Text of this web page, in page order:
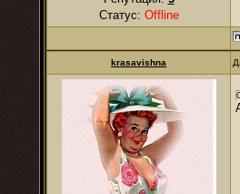
Статус: Offline
krasavishna